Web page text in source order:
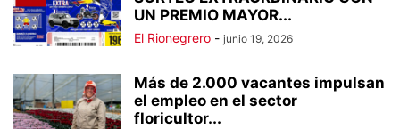
UN PREMIO MAYOR...
El Rionegrero - junio 19, 2026
Más de 2.000 vacantes impulsan
el empleo en el sector
floricultor...